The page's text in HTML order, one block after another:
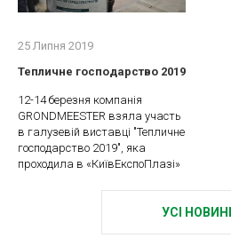
25 Липня 2019
Тепличне господарство 2019
12-14 березня компанія
GRONDMEESTER взяла участь
в галузевій виставці "Тепличне
господарство 2019", яка
проходила в «КиївЕкспоПлазі»
УСІ